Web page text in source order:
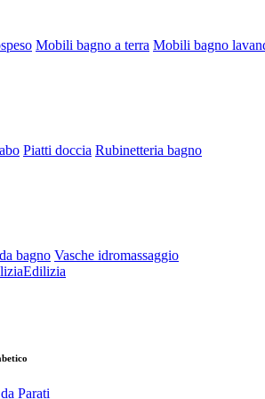
Mobili bagno a terra Mobili bagno
Piatti doccia Rubinetteria bagno
bagno Vasche idromassaggio
Edilizia
Parati